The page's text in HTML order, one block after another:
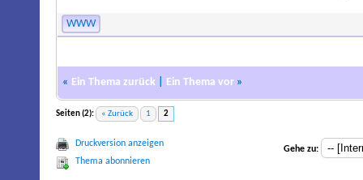
WWW
« Ein Thema zurück Ein Thema vor »
Seiten (2): « Zurück 1 2
Druckversion anzeigen
Thema abonnieren
Gehe zu: